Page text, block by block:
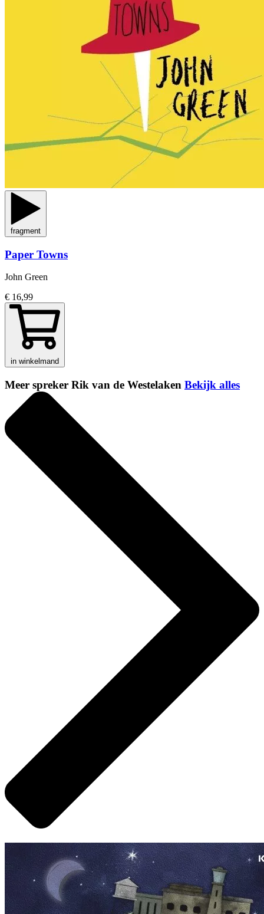
fragment
Paper Towns
John Green
€ 16,99
in winkelmand
Meer spreker Rik van de Westelaken Bekijk alles